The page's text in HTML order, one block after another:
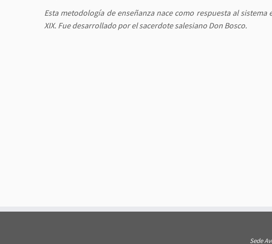
Esta metodología de enseñanza nace como respuesta al
XIX. Fue desarrollado por el sacerdote salesiano Don Bosco.
Sede